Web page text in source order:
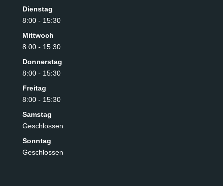
Dienstag
8:00 - 15:30
Mittwoch
8:00 - 15:30
Donnerstag
8:00 - 15:30
Freitag
8:00 - 15:30
Samstag
Geschlossen
Sonntag
Geschlossen